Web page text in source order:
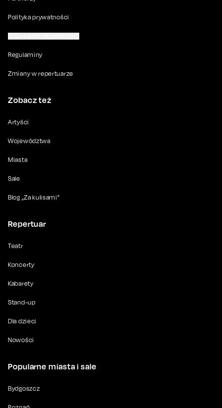
Polityka prywatności
Regulaminy
Zmiany w repertuarze
Zobacz też
Artyści
Województwa
Miasta
Sale
Blog „Za kulisami”
Repertuar
Teatr
Koncerty
Kabarety
Stand-up
Dla dzieci
Nowości
Popularne miasta i sale
Bydgoszcz